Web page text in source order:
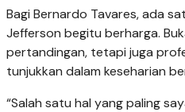
Bagi Bernardo Tavares, ada
Jefferson begitu berharga.
pertandingan, tetapi juga
tunjukkan dalam keseharian
“Salah satu hal yang paling